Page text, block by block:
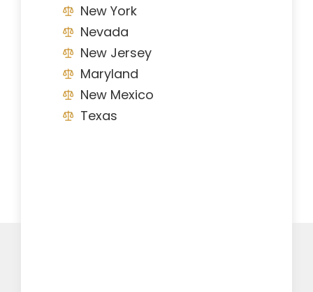
New York
Nevada
New Jersey
Maryland
New Mexico
Texas